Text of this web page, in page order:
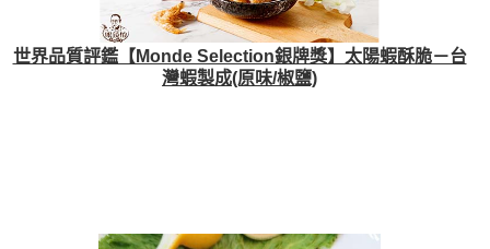
世界品質評鑑【Monde Selection銀牌獎】太陽蝦酥脆－台
灣蝦製成(原味/椒鹽)